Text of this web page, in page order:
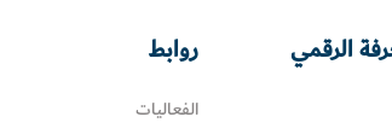
الرقمي روابط
الفعاليات